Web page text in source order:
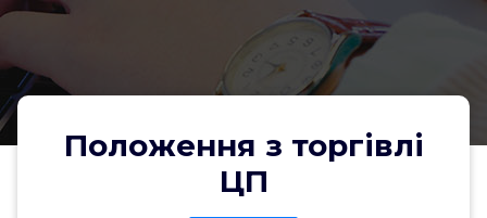
Положення з торгівлі
ЦП